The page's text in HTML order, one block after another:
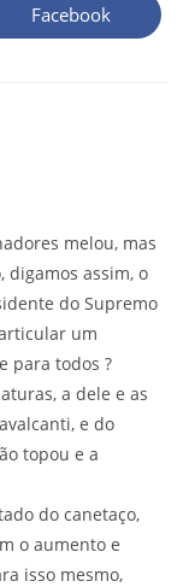
Facebook
melou, mas
digamos assim, o
do Supremo
um
para todos ?
a dele e as
e do
topou e a
do canetaço,
o aumento e
isso mesmo,